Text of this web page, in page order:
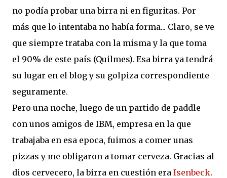
no podía probar una birra ni en figuritas. Por
más que lo intentaba no había forma... Claro, se ve
que siempre trataba con la misma y la que toma
el 90% de este país (Quilmes). Esa birra ya tendrá
su lugar en el blog y su golpiza correspondiente
seguramente.
Pero una noche, luego de un partido de paddle
con unos amigos de IBM, empresa en la que
trabajaba en esa epoca, fuimos a comer unas
pizzas y me obligaron a tomar cerveza. Gracias al
dios cervecero, la birra en cuestión era Isenbeck.